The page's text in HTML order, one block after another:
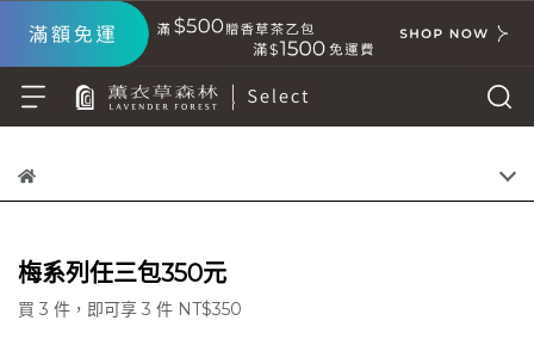
梅系列任三包350元
買 3 件， 即可享 3 件 NT$350